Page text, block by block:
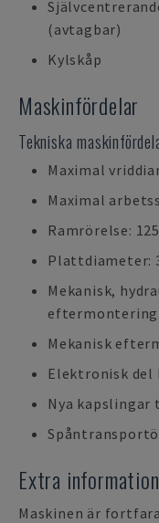
(avtagbar)
Kylskåp
Maskinfördelar
Tekniska
Maximal
Maximal
Ramrörelse:
Plattdiameter:
Mekanisk,
eftermontering
Mekanisk
Elektronisk del
Nya kapslingar
Extra information
Maskinen är